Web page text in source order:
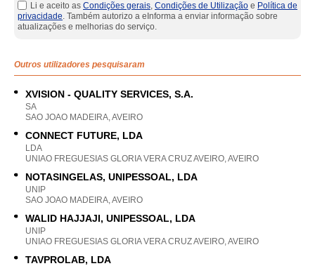
Li e aceito as Condições gerais, Condições de Utilização e Política de
privacidade. Também autorizo a eInforma a enviar informação sobre
atualizações e melhorias do serviço.
Outros utilizadores pesquisaram
XVISION - QUALITY SERVICES, S.A.
SA
SAO JOAO MADEIRA, AVEIRO
CONNECT FUTURE, LDA
LDA
UNIAO FREGUESIAS GLORIA VERA CRUZ AVEIRO, AVEIRO
NOTASINGELAS, UNIPESSOAL, LDA
UNIP
SAO JOAO MADEIRA, AVEIRO
WALID HAJJAJI, UNIPESSOAL, LDA
UNIP
UNIAO FREGUESIAS GLORIA VERA CRUZ AVEIRO, AVEIRO
TAVPROLAB, LDA